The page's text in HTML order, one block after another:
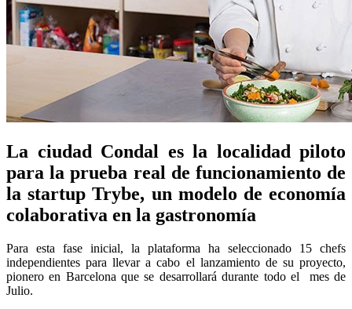
La ciudad Condal es la localidad piloto
para la prueba real de funcionamiento de
la startup Trybe, un modelo de economía
colaborativa en la gastronomía
Para esta fase inicial, la plataforma ha seleccionado 15 chefs
independientes para llevar a cabo el lanzamiento de su proyecto,
pionero en Barcelona que se desarrollará durante todo el mes de
Julio.